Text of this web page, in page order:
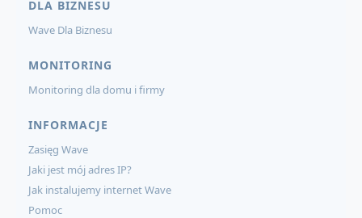
DLA BIZNESU
Wave Dla Biznesu
MONITORING
Monitoring dla domu i firmy
INFORMACJE
Zasięg Wave
Jaki jest mój adres IP?
Jak instalujemy internet Wave
Pomoc